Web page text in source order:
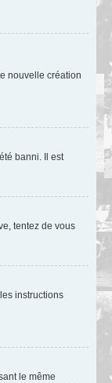
nouvelle création
banni. Il est
tentez de vous
instructions
le même